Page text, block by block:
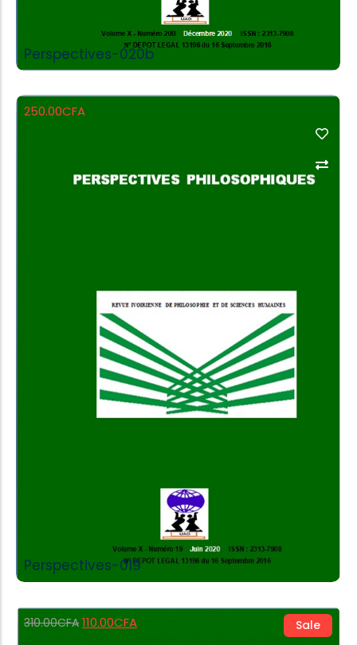
Perspectives-020b
250.00CFA
Perspectives-019
Add to Cart
Sale
310.00CFA 110.00CFA